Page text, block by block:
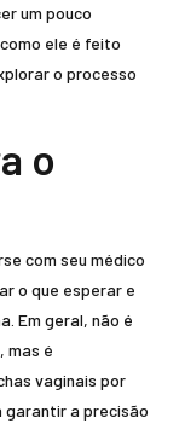
um pouco
ele é feito
o processo
o
com seu médico
o que esperar e
Em geral, não é
mas é
vaginais por
garantir a precisão